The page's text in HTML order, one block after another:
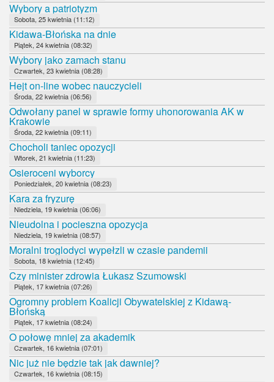
Wybory a patriotyzm
Sobota, 25 kwietnia (11:12)
Kidawa-Błońska na dnie
Piątek, 24 kwietnia (08:32)
Wybory jako zamach stanu
Czwartek, 23 kwietnia (08:28)
Hejt on-line wobec nauczycieli
Środa, 22 kwietnia (06:56)
Odwołany panel w sprawie formy uhonorowania AK w
Krakowie
Środa, 22 kwietnia (09:11)
Chocholi taniec opozycji
Wtorek, 21 kwietnia (11:23)
Osieroceni wyborcy
Poniedziałek, 20 kwietnia (08:23)
Kara za fryzurę
Niedziela, 19 kwietnia (06:06)
Nieudolna i pocieszna opozycja
Niedziela, 19 kwietnia (08:57)
Moralni troglodyci wypełzli w czasie pandemii
Sobota, 18 kwietnia (12:45)
Czy minister zdrowia Łukasz Szumowski
Piątek, 17 kwietnia (07:26)
Ogromny problem Koalicji Obywatelskiej z Kidawą-
Błońską
Piątek, 17 kwietnia (08:24)
O połowę mniej za akademik
Czwartek, 16 kwietnia (07:01)
Nic już nie będzie tak jak dawniej?
Czwartek, 16 kwietnia (08:15)